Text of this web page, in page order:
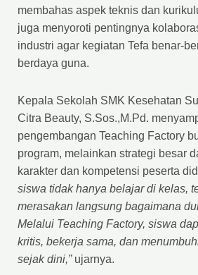
membahas aspek teknis dan
juga menyoroti pentingnya
industri agar kegiatan Tefa benar-
berdaya guna.
Kepala Sekolah SMK Kesehatan
Citra Beauty, S.Sos.,M.Pd.
pengembangan Teaching Factory
program, melainkan strategi besar
karakter dan kompetensi peserta
siswa tidak hanya belajar di kelas,
merasakan langsung bagaimana
Melalui Teaching Factory, siswa
kritis, bekerja sama, dan
sejak dini,”ujarnya.